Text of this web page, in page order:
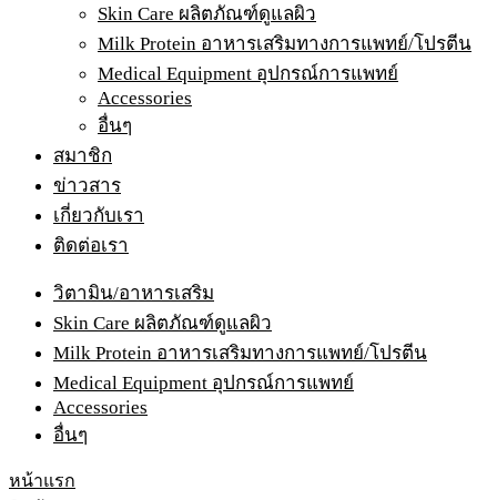
Skin Care ผลิตภัณฑ์ดูแลผิว
Milk Protein อาหารเสริมทางการแพทย์/โปรตีน
Medical Equipment อุปกรณ์การแพทย์
Accessories
อื่นๆ
สมาชิก
ข่าวสาร
เกี่ยวกับเรา
ติดต่อเรา
วิตามิน/อาหารเสริม
Skin Care ผลิตภัณฑ์ดูแลผิว
Milk Protein อาหารเสริมทางการแพทย์/โปรตีน
Medical Equipment อุปกรณ์การแพทย์
Accessories
อื่นๆ
หน้าแรก